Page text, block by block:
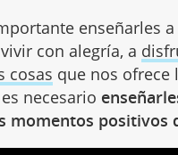
enseñarles
con alegría, a
cosas que nos ofrece
necesario
momentos positivos